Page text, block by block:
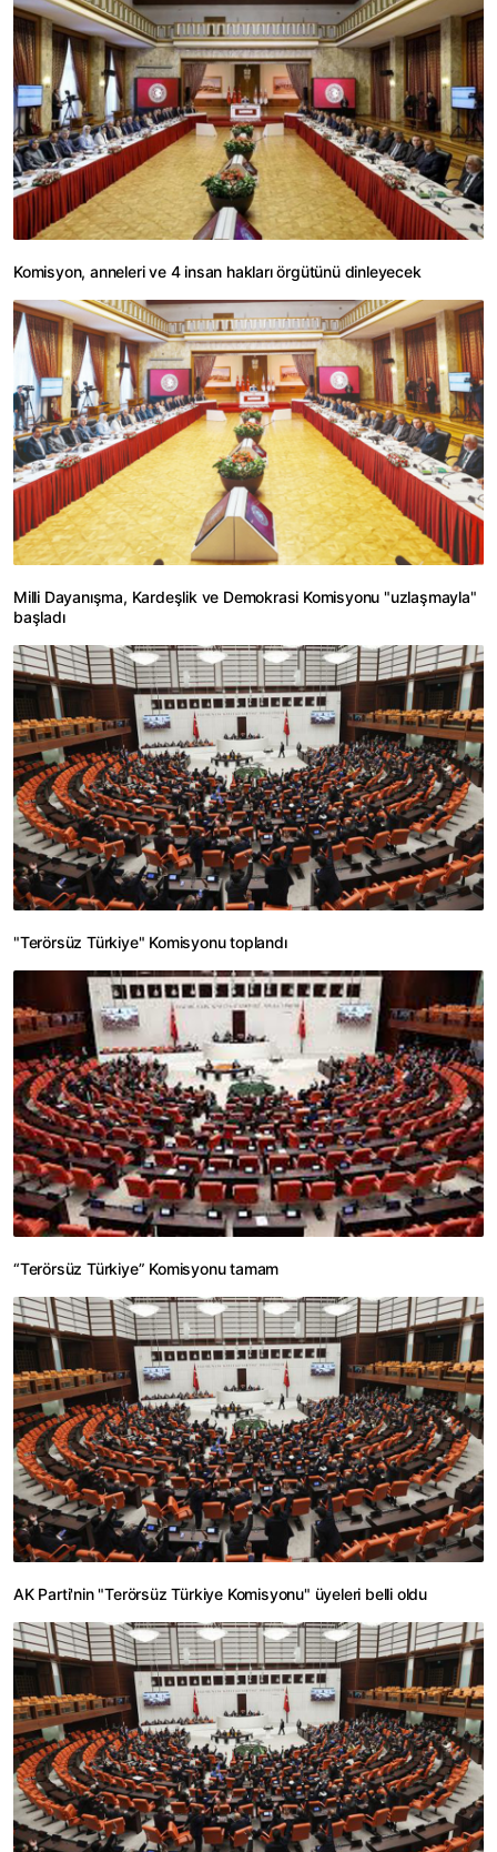
Komisyon, anneleri ve 4 insan hakları örgütünü dinleyecek
Milli Dayanışma, Kardeşlik ve Demokrasi Komisyonu "uzlaşmayla"
başladı
"Terörsüz Türkiye" Komisyonu toplandı
“Terörsüz Türkiye” Komisyonu tamam
AK Parti'nin "Terörsüz Türkiye Komisyonu" üyeleri belli oldu